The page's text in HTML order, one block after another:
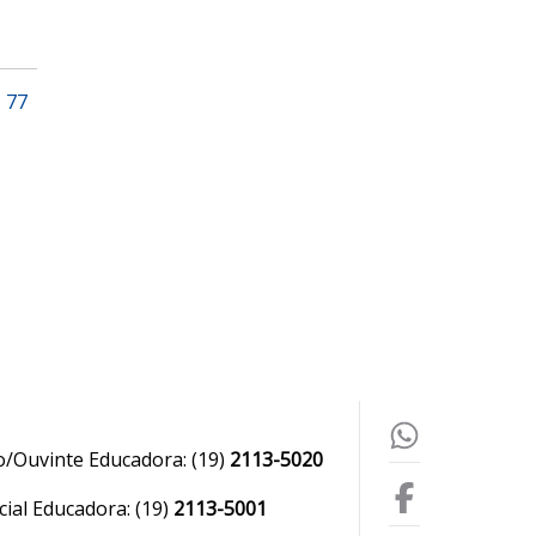
77
Ouvinte Educadora: (19) 2113-5020
Educadora: (19) 2113-5001